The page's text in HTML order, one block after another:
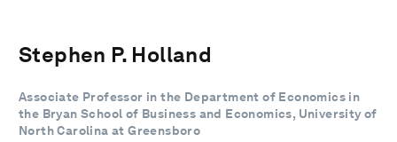
Stephen P. Holland
Associate Professor in the Department of Economics in
the Bryan School of Business and Economics, University of
North Carolina at Greensboro